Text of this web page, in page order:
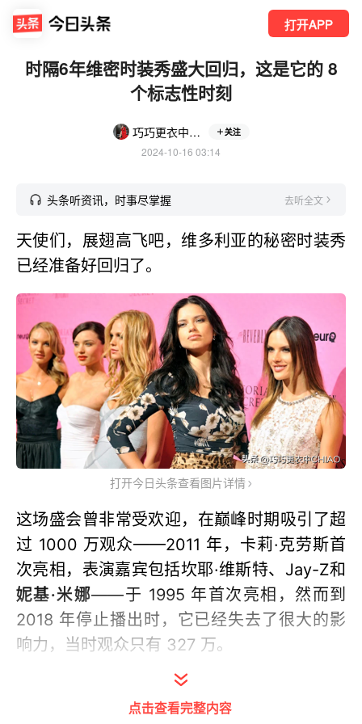
打开APP
时隔6年维密时装秀盛大回归，这是它的 8
个标志性时刻
巧巧更衣中CHIAO 关注
2024-10-16 03:14
头条听资讯，时事尽掌握 去听全文
天使们，展翅高飞吧，维多利亚的秘密时装秀
已经准备好回归了。
打开今日头条查看图片详情
这场盛会曾非常受欢迎，在巅峰时期吸引了超
过 1000 万观众——2011 年，卡莉·克劳斯首
次亮相，表演嘉宾包括坎耶·维斯特、Jay-Z和
妮基·米娜——于 1995 年首次亮相，然而到
2018 年停止播出时，它已经失去了很大的影
响力，当时观众只有 327 万。
不仅是节目，就连该品牌本身在过去几年也一
直停滞不前，因为它似乎无法跟上人们对身体
点击查看完整内容